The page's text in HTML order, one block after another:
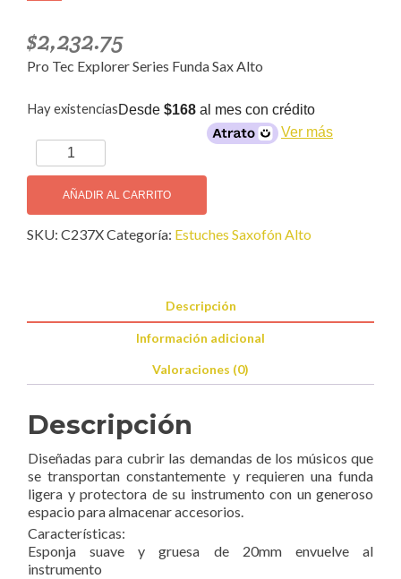
$2,232.75
Pro Tec Explorer Series Funda Sax Alto
Hay existencias
ProTec
Explorer
Series
Funda
Sax
AÑADIR AL CARRITO
Desde $168 al mes con crédito
Ver más
SKU: C237XCategoría: Estuches Saxofón Alto
Descripción
Información adicional
Valoraciones (0)
Descripción
Diseñadas para cubrir las demandas de los músicos que
se transportan constantemente y requieren una funda
ligera y protectora de su instrumento con un generoso
espacio para almacenar accesorios.
Características:
Esponja suave y gruesa de 20mm envuelve al
instrumento